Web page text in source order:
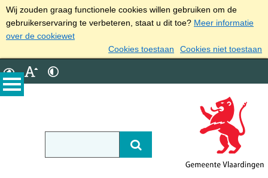
Wij zouden graag functionele cookies willen gebruiken om de
gebruikerservaring te verbeteren, staat u dit toe? Meer informatie
over de cookiewet
Cookies toestaan
Cookies niet toestaan